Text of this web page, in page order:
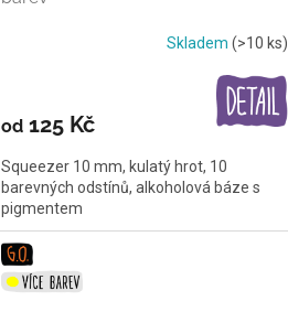
Skladem (>10 ks)
od125 Kč
Squeezer 10 mm, kulatý hrot, 10
barevných odstínů, alkoholová báze s
pigmentem